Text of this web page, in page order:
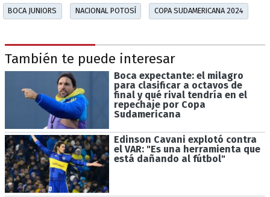
BOCA JUNIORS NACIONAL POTOSÍ COPA SUDAMERICANA 2024
También te puede interesar
Boca expectante: el milagro
para clasificar a octavos de
final y qué rival tendría en el
repechaje por Copa
Sudamericana
Edinson Cavani explotó contra
el VAR: "Es una herramienta que
está dañando al fútbol"